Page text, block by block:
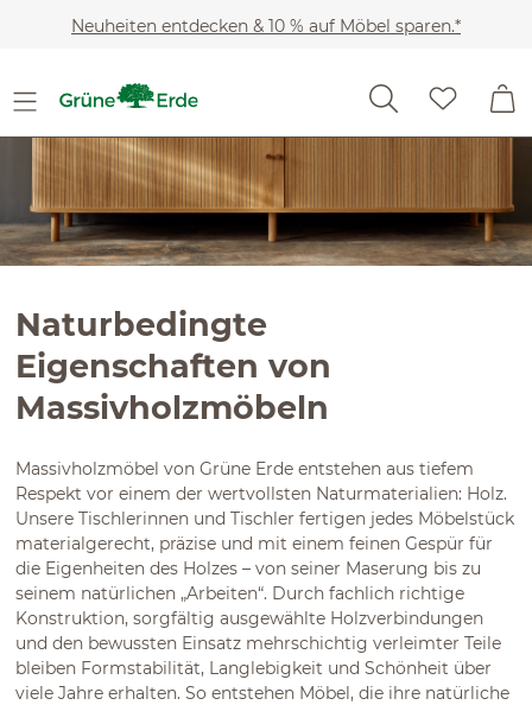
Zum Hauptinhalt springen
Neuheiten entdecken & 10 % auf Möbel sparen.*
Naturbedingte
Eigenschaften von
Massivholzmöbeln
Massivholzmöbel von Grüne Erde entstehen aus tiefem
Respekt vor einem der wertvollsten Naturmaterialien: Holz.
Unsere Tischlerinnen und Tischler fertigen jedes Möbelstück
materialgerecht, präzise und mit einem feinen Gespür für
die Eigenheiten des Holzes – von seiner Maserung bis zu
seinem natürlichen „Arbeiten“. Durch fachlich richtige
Konstruktion, sorgfältig ausgewählte Holzverbindungen
und den bewussten Einsatz mehrschichtig verleimter Teile
bleiben Formstabilität, Langlebigkeit und Schönheit über
viele Jahre erhalten. So entstehen Möbel, die ihre natürliche